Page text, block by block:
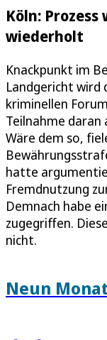
Köln:
wiederholt
Knackpunkt im
Landgericht wird
kriminellen
Teilnahme
Wäre dem so,
hatte
Fremdnutzung
Demnach habe
zugegriffen.
nicht.
Neun